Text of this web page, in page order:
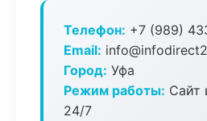
Телефон: +7 (989)
Email:
Город: Уфа
Режим работы: Сайт
24/7